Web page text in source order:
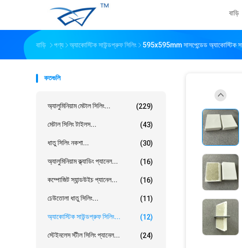
বাড়ি
বাড়ি পণ্য অ্যাকোস্টিক সাউন্ডপ্রুফ সিলিং 595x595mm সাসপেন্ডেড অ্যাকোস্টিক
কতগুলি
অ্যালুমিনিয়াম মেটাল সিলিং... (229)
মেটাল সিলিং টাইলস... (43)
ধাতু সিলিং নকশা... (30)
অ্যালুমিনিয়াম ক্ল্যাডিং প্যানেল... (16)
কম্পোজিট স্যান্ডউইচ প্যানেল... (16)
ঢেউতোলা ধাতু সিলিং... (11)
অ্যাকোস্টিক সাউন্ডপ্রুফ সিলিং... (12)
স্টেইনলেস স্টীল সিলিং প্যানেল... (24)